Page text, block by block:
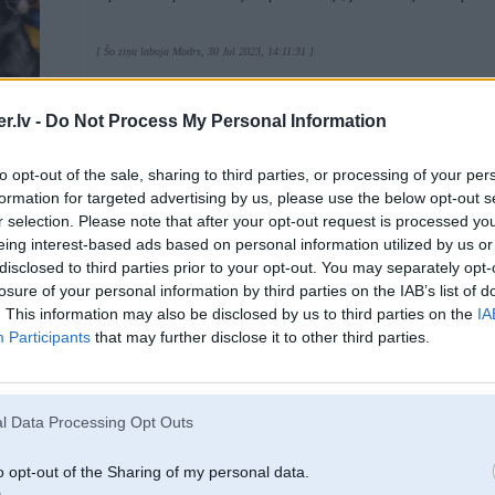
- Do Not Process My Personal Information
opt-out of the sale, sharing to third parties, or processing of your
for targeted advertising by us, please use the below opt-out
selection. Please note that after your opt-out request is processed
interest-based ads based on personal information utilized by us
to third parties prior to your opt-out. You may separately
of your personal information by third parties on the IAB’s list of
This information may also be disclosed by us to third parties on the
Participants that may further disclose it to other third parties.
Data Processing Opt Outs
opt-out of the Sharing of my personal data.
stāstu
[ Šo ziņu laboja Modrs, 30 Jul 2023, 14:11:31 ]
10. Aug 2023, 12:09
Nemetīgi man tiek reklamēts LEDakciju aizdomīgi letāis Obrex robots
https://ledakcijas.lv/en/collections/smart-roboti-zalesplaveji
Kāds ir notestējis, naudas izmešana vai var testam uz pāris sezonām paņemt?
In general mani uztrauc vai robots atradīs ceļu no mājas priekās uz